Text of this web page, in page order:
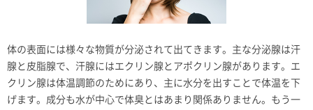
体の表面には様々な物質が分泌されて出てきます。主な分泌腺は汗
腺と皮脂腺で、汗腺にはエクリン腺とアポクリン腺があります。エ
クリン腺は体温調節のためにあり、主に水分を出すことで体温を下
げます。成分も水が中心で体臭とはあまり関係ありません。もう一